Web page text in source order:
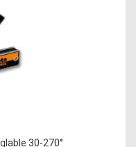
30-270°